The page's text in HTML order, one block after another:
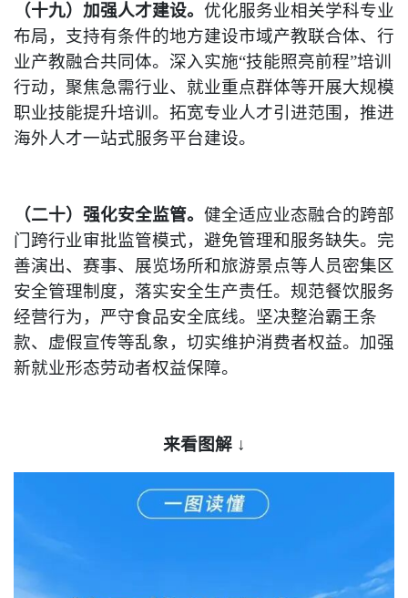
（十九）加强人才建设。 优化服务业相关学科专业
布局，支持有条件的地方建设市域产教联合体、行
业产教融合共同体。深入实施“技能照亮前程”培训
行动，聚焦急需行业、就业重点群体等开展大规模
职业技能提升培训。拓宽专业人才引进范围，推进
海外人才一站式服务平台建设。
（二十）强化安全监管。 健全适应业态融合的跨部
门跨行业审批监管模式，避免管理和服务缺失。完
善演出、赛事、展览场所和旅游景点等人员密集区
安全管理制度，落实安全生产责任。规范餐饮服务
经营行为，严守食品安全底线。坚决整治霸王条
款、虚假宣传等乱象，切实维护消费者权益。加强
新就业形态劳动者权益保障。
来看图解 ↓